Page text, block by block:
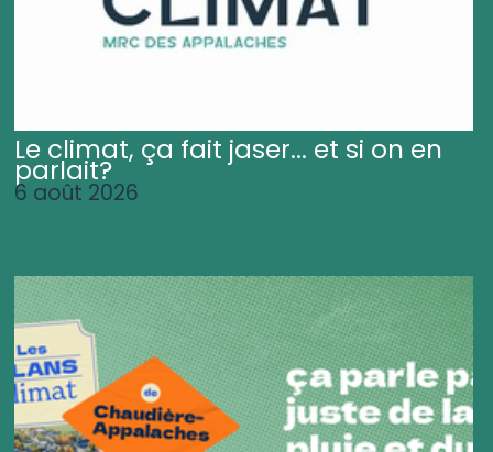
Le climat, ça fait jaser... et si on en
parlait?
6 août 2026